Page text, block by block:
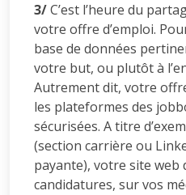
3/C’est l’heure du
votre offre d’emploi.
base de données
votre but, ou plutôt à
Autrement dit, votre
les plateformes des
sécurisées. A titre
(section carrière ou
payante), votre site web
candidatures, sur vos